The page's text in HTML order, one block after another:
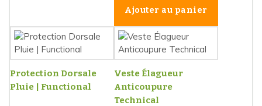
Ajouter au panier
Protection Dorsale
Pluie | Functional
Veste Élagueur
Anticoupure
Technical